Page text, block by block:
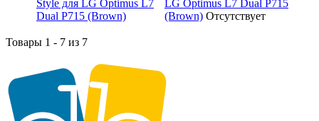
LG Optimus L7 Dual P715
(Brown) Отсутствует
Товары 1 - 7 из 7